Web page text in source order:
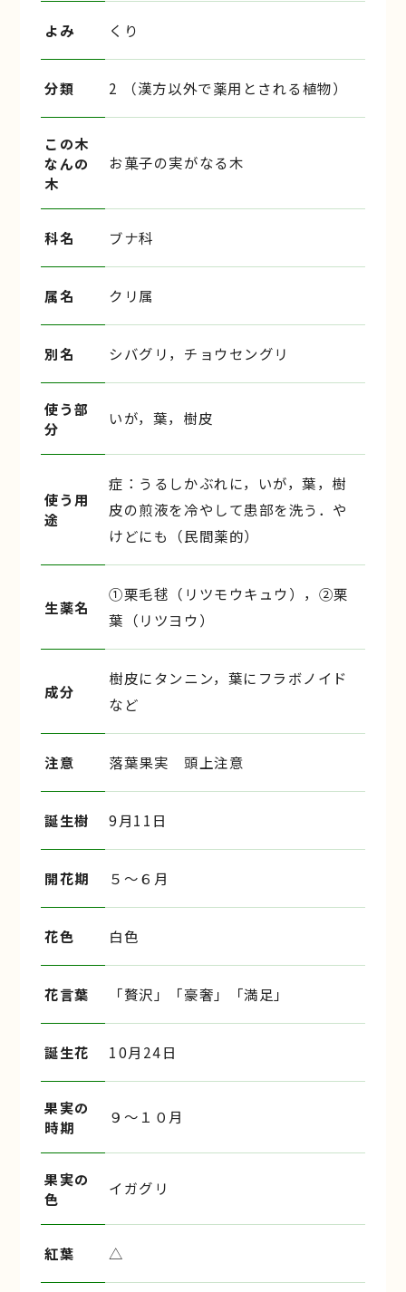
よみ くり
分類 2 （漢方以外で薬用とされる植物）
この木
なんの
木
お菓子の実がなる木
科名 ブナ科
属名 クリ属
別名 シバグリ，チョウセングリ
使う部
分
いが，葉，樹皮
使う用
途
症：うるしかぶれに，いが，葉，樹
皮の煎液を冷やして患部を洗う．や
けどにも（民間薬的）
生薬名
①栗毛毬（リツモウキュウ），②栗
葉（リツヨウ）
成分
樹皮にタンニン，葉にフラボノイド
など
注意 落葉果実 頭上注意
誕生樹 9月11日
開花期 ５〜６月
花色 白色
花言葉 「贅沢」「豪奢」「満足」
誕生花 10月24日
果実の
時期
９〜１０月
果実の
色
イガグリ
紅葉 △